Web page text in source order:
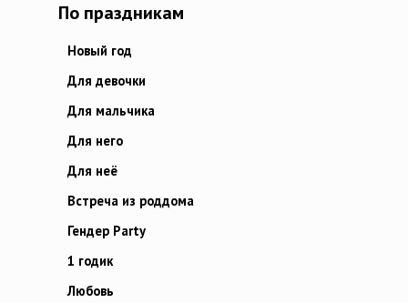
По праздникам
Новый год
Для девочки
Для мальчика
Для него
Для неё
Встреча из роддома
Гендер Party
1 годик
Любовь